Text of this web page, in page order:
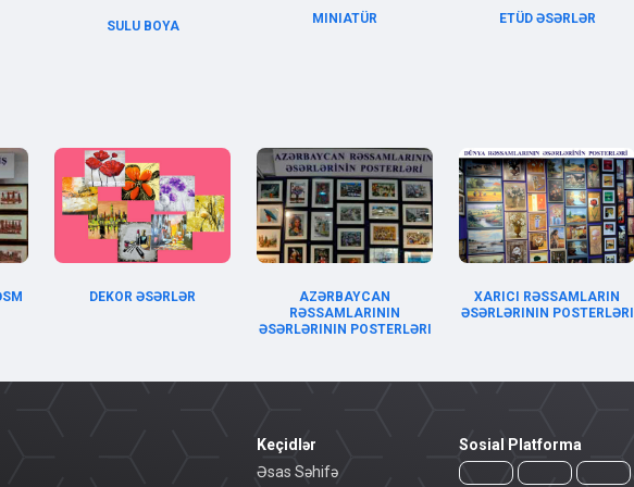
SULU BOYA
MINIATÜR ETÜD ƏSƏRLƏR
DEKOR ƏSƏRLƏR
AZƏRBAYCAN
RƏSSAMLARININ
ƏSƏRLƏRININ POSTERLƏRI
XARICI RƏSSAMLARIN
ƏSƏRLƏRININ POSTERLƏRI
Keçidlər
Əsas Səhifə
Sosial Platforma